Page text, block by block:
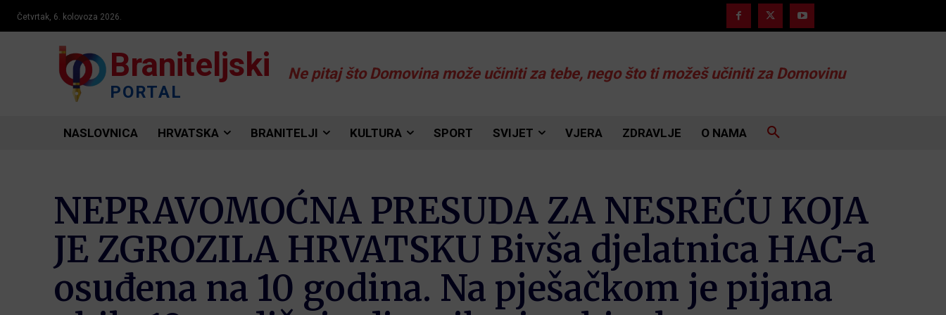
Četvrtak, 6. kolovoza 2026.
Braniteljski
PORTAL
Ne pitaj što Domovina može učiniti za tebe, nego što ti možeš učiniti za Domovinu
NASLOVNICA HRVATSKA BRANITELJI KULTURA SPORT SVIJET VJERA ZDRAVLJE O NAMA
NEPRAVOMOĆNA PRESUDA ZA NESREĆU KOJA
JE ZGROZILA HRVATSKU Bivša djelatnica HAC-a
osuđena na 10 godina. Na pješačkom je pijana